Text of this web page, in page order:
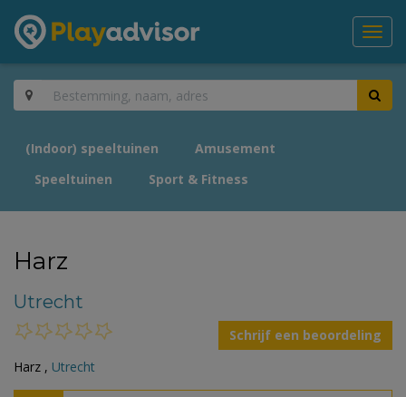
(Indoor) speeltuinen
Amusement
Speeltuinen
Sport & Fitness
Harz
Utrecht
Schrijf een beoordeling
Harz , Utrecht